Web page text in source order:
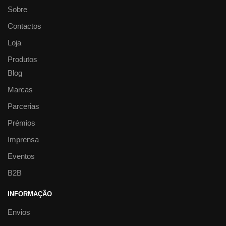
Sobre
Contactos
Loja
Produtos
Blog
Marcas
Parcerias
Prémios
Imprensa
Eventos
B2B
INFORMAÇÃO
Envios